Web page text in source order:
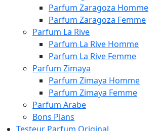
Parfum Zaragoza Homme
Parfum Zaragoza Femme
Parfum La Rive
Parfum La Rive Homme
Parfum La Rive Femme
Parfum Zimaya
Parfum Zimaya Homme
Parfum Zimaya Femme
Parfum Arabe
Bons Plans